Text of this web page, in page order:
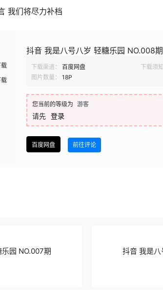
我们将尽力补档
抖音 我是八号八岁 轻糖乐园 NO.008
下载渠道： 百度网盘 下载须知
图片数量：
18P
您当前的等级为 游客
请先 登录
百度网盘 前往评论
园 NO.007期 抖音 我是